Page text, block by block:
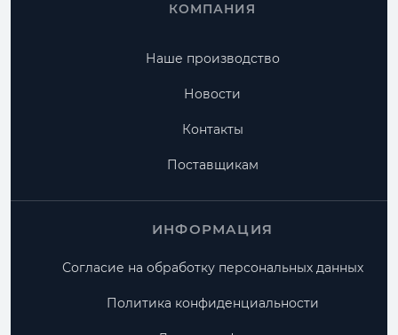
КОМПАНИЯ
Наше производство
Новости
Контакты
Поставщикам
ИНФОРМАЦИЯ
Согласие на обработку персональных данных
Политика конфиденциальности